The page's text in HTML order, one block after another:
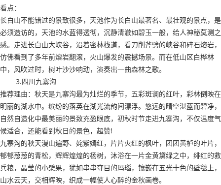
看点：
长白山不能错过的景致很多，天池作为长白山最著名、最壮观的景点，是
必须造访的，天池的水蓝得透彻，沉静清澈如碧玉一般，给人神秘莫测之
感。走进长白山大峡谷，沿着密林栈道，看刀削斧劈的峡谷和碎石熔岩，
仿佛看到了多年前熔岩翻滚，火山爆发的震撼场景。而在低山区白桦林
中，风吹过时，树叶沙沙响动，演奏出一曲森林之歌。
3.四川九寨沟
推荐理由：秋天是九寨沟最为灿烂的季节，五彩斑谰的红叶，彩林倒映在
明丽的湖水中。缤纷的落英在湖光流韵间漂浮。悠远的晴空湛蓝而碧净，
自然自造化中最美丽的景致充盈眼底，初秋时节走进九寨沟，不仅温度气
候适合，还能看到秋日的景色，超赞!
九寨沟的秋天漫山遍野、姹紫嫣红，片片火红的枫叶，团团黄栌的叶片，
郁郁葱葱的青松，辉辉煌煌的杨树，沐浴在一片金黄黛绿之中，绯红的救
兵粮，晶莹的小檗果，犹如串串夺目的玛瑙，镶嵌在五光十色的壁毯上，
山水云天，交相辉映，织成一幅使人心醉的金秋画卷。